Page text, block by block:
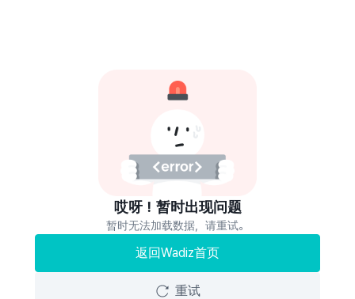
哎呀！暂时出现问题
暂时无法加载数据，请重试。
返回Wadiz首页
重试